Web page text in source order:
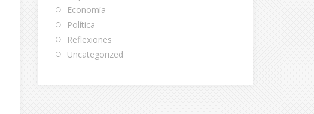
Economía
Política
Reflexiones
Uncategorized